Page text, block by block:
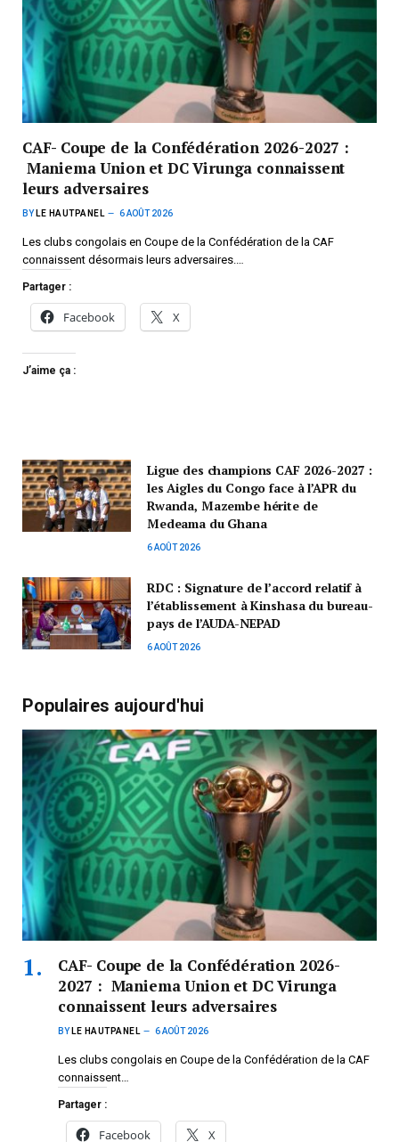
CAF- Coupe de la Confédération 2026-2027 :
Maniema Union et DC Virunga connaissent
leurs adversaires
BY LE HAUTPANEL 6 AOÛT 2026
Les clubs congolais en Coupe de la Confédération de la CAF
connaissent désormais leurs adversaires.…
Partager :
Facebook X
J’aime ça :
Ligue des champions CAF 2026-2027 :
les Aigles du Congo face à l’APR du
Rwanda, Mazembe hérite de
Medeama du Ghana
6 AOÛT 2026
RDC : Signature de l’accord relatif à
l’établissement à Kinshasa du bureau-
pays de l’AUDA-NEPAD
6 AOÛT 2026
Populaires aujourd'hui
CAF- Coupe de la Confédération 2026-
2027 : Maniema Union et DC Virunga
connaissent leurs adversaires
BY LE HAUTPANEL 6 AOÛT 2026
Les clubs congolais en Coupe de la Confédération de la CAF
connaissent…
Partager :
Facebook X